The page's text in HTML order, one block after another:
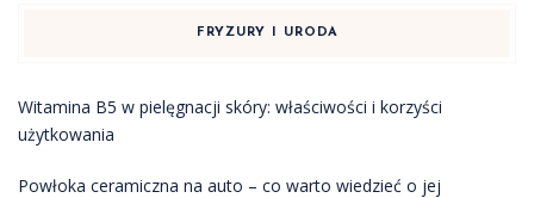
FRYZURY I URODA
Witamina B5 w pielęgnacji skóry: właściwości i korzyści
użytkowania
Powłoka ceramiczna na auto – co warto wiedzieć o jej